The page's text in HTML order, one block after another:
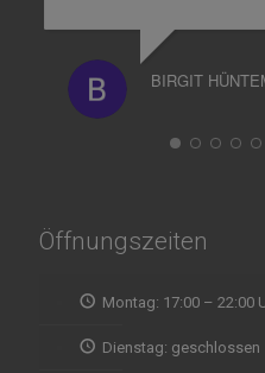
BIRGIT
Öffnungszeiten
Montag: 17:00 – 22:00
Dienstag: geschlossen